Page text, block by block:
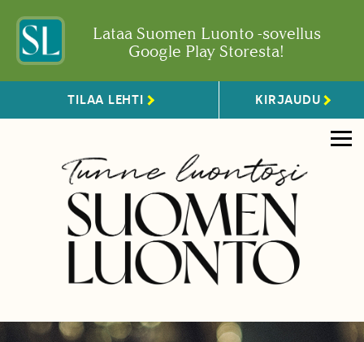
Lataa Suomen Luonto -sovellus
Google Play Storesta!
TILAA LEHTI KIRJAUDU